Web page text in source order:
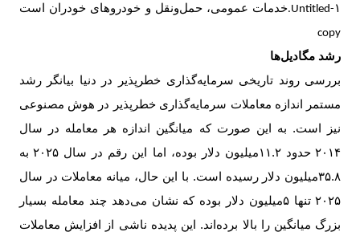
خدمات عمومی، حمل‌ونقل و خودروهای خودران است.Untitled-۱
copy
رشد مگادیل‌ها
بررسی روند تاریخی سرمایه‌گذاری خطرپذیر در دنیا بیانگر رشد
مستمر اندازه معاملات سرمایه‌گذاری خطرپذیر در هوش مصنوعی
نیز است. به این صورت که میانگین اندازه هر معامله در سال
۲۰۱۴ حدود ۱۱.۲میلیون دلار بوده، اما این رقم در سال ۲۰۲۵ به
۳۵.۸‌میلیون دلار رسیده است. با این حال، میانه معاملات در سال
۲۰۲۵ تنها ۵‌میلیون دلار بوده که نشان می‌دهد چند معامله بسیار
بزرگ میانگین را بالا برده‌اند. این پدیده ناشی از افزایش معاملات